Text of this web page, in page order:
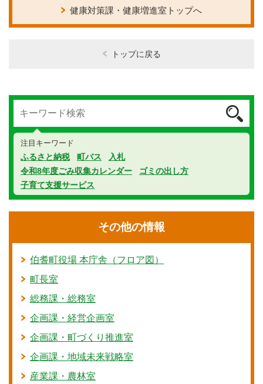
健康対策課・健康増進室トップへ
トップに戻る
注目キーワード
ふるさと納税 町バス
入札
令和8年度ごみ収集カレンダー
ゴミの出し方
子育て支援サービス
その他の情報
伯耆町役場 本庁舎（フロア図）
町長室
総務課・総務室
企画課・経営企画室
企画課・町づくり推進室
企画課・地域未来戦略室
産業課・農林室